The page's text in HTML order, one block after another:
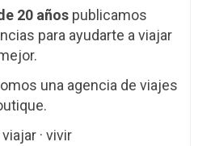
20 años publicamos
para ayudarte a viajar
una agencia de viajes
viajar · vivir